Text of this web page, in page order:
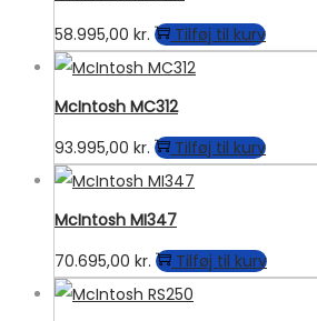
58.995,00 kr. Tilføj til kurv
McIntosh MC312
93.995,00 kr. Tilføj til kurv
McIntosh MI347
70.695,00 kr. Tilføj til kurv